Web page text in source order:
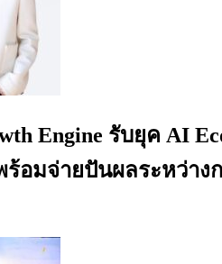
Engine รับยุค AI
ร้อมจ่ายปันผลระหว่าง